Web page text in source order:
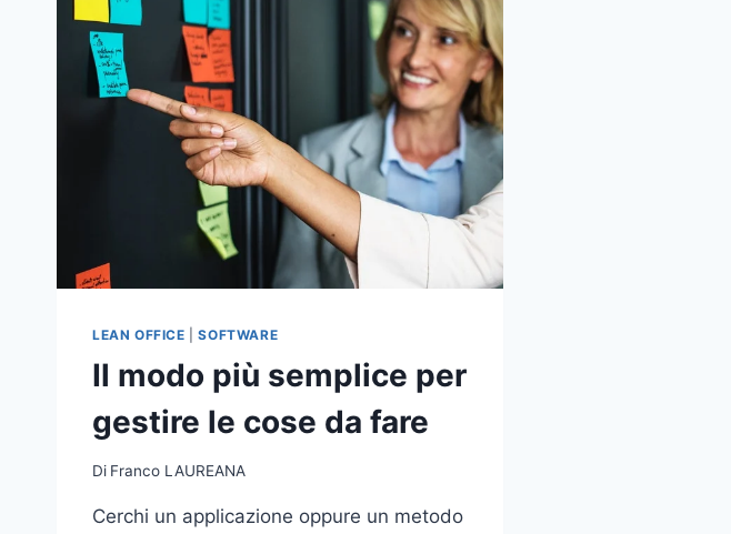
LEAN OFFICE |SOFTWARE
Il modo più semplice per
gestire le cose da fare
Di Franco LAUREANA
Cerchi un applicazione oppure un metodo